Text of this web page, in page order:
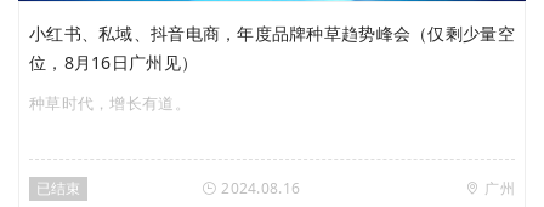
小红书、私域、抖音电商，年度品牌种草趋势峰会（仅剩少量空
位，8月16日广州见）
种草时代，增长有道。
已结束 2024.08.16 广州